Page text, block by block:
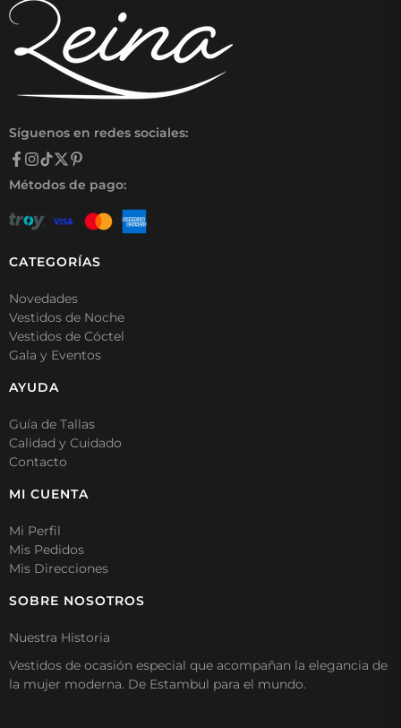
Síguenos en redes sociales:
Métodos de pago:
CATEGORÍAS
Novedades
Vestidos de Noche
Vestidos de Cóctel
Gala y Eventos
AYUDA
Guía de Tallas
Calidad y Cuidado
Contacto
MI CUENTA
Mi Perfil
Mis Pedidos
Mis Direcciones
SOBRE NOSOTROS
Nuestra Historia
Vestidos de ocasión especial que acompañan la elegancia de
la mujer moderna. De Estambul para el mundo.